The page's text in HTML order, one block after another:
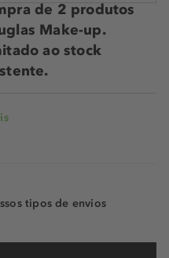
de 2 produtos
Make-up.
ao stock
tipos de envios